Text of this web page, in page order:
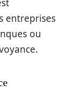
entreprises
ou